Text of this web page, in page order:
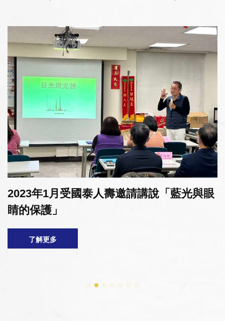
2023年1月受國泰人壽邀請講說「藍光與眼
睛的保護」
了解更多